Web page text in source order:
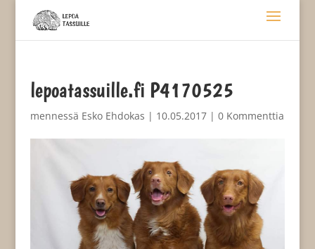
lepoatassuille.fi P4170525
mennessä Esko Ehdokas | 10.05.2017| 0 Kommenttia